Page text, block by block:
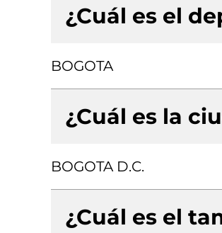
¿Cuál es el
BOGOTA
¿Cuál es la
BOGOTA D.C.
¿Cuál es el